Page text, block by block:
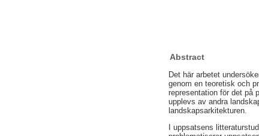
Abstract
Det här arbetet
genom en teoretisk och
representation för det på
upplevs av andra
landskapsarkitekturen.
I uppsatsens